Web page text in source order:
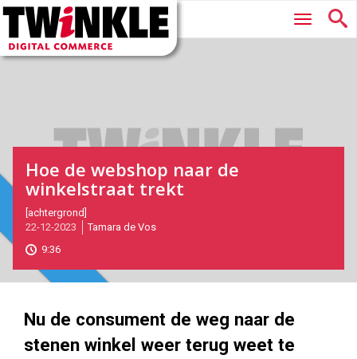
Twinkle
Digital
Commerce
Hoofdmenu
Hoe de webshop naar de
winkelstraat trekt
2023-
12-
22T09:17:00
2023-
12-
[achtergrond]
22-12-2023
Tamara de Vos
9:36
Magazine
Magazine
Nu de consument de weg naar de
stenen winkel weer terug weet te